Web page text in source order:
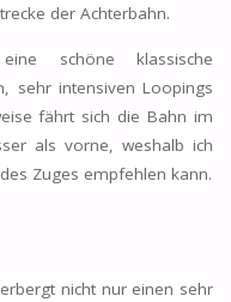
der Achterbahn.
schöne klassische
sehr intensiven Loopings
fährt sich die Bahn im
als vorne, weshalb ich
Zuges empfehlen kann.
nicht nur einen sehr